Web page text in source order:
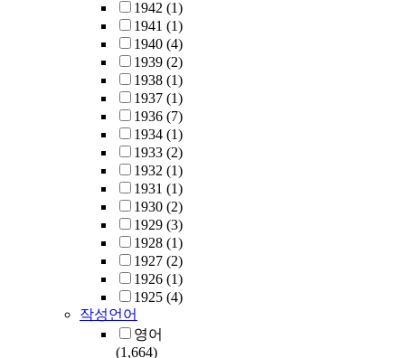
1942 (1)
1941 (1)
1940 (4)
1939 (2)
1938 (1)
1937 (1)
1936 (7)
1934 (1)
1933 (2)
1932 (1)
1931 (1)
1930 (2)
1929 (3)
1928 (1)
1927 (2)
1926 (1)
1925 (4)
작성언어
영어
(1,664)